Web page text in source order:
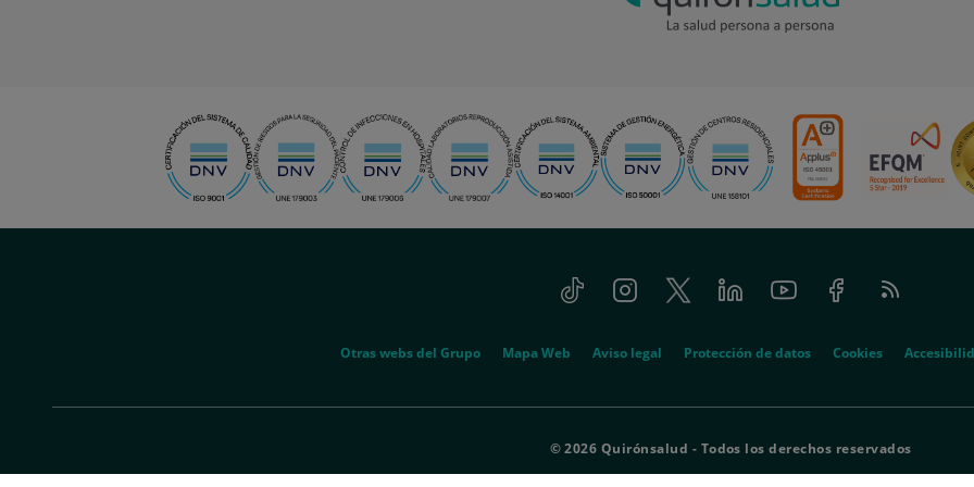
Tiktok InstagramTwitter LinkedinYoutube FacebookFeed
RSS
legal
Otras webs del Grupo Mapa Web Aviso legal Protección de datos Cookies
© 2026 Quirónsalud - Todos los derechos reservados